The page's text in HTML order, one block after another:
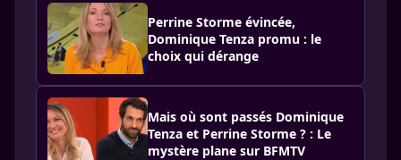
Perrine Storme évincée,
Dominique Tenza promu : le
choix qui dérange
Mais où sont passés Dominique
Tenza et Perrine Storme ? : Le
mystère plane sur BFMTV